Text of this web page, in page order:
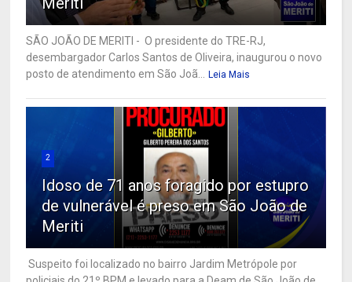
SÃO JOÃO DE MERITI - O presidente do TRE-RJ,
desembargador Carlos Santos de Oliveira, inaugurou o novo
posto de atendimento em São Joã...
Leia Mais
2
Idoso de 71 anos foragido por estupro
de vulnerável é preso em São João de
Meriti
Suspeito foi localizado no bairro Jardim Metrópole por